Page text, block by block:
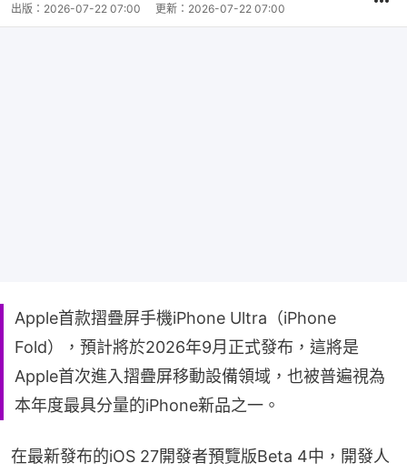
出版： 2026-07-22 07:00 更新： 2026-07-22 07:00
Apple首款摺疊屏手機iPhone Ultra（iPhone
Fold），預計將於2026年9月正式發布，這將是
Apple首次進入摺疊屏移動設備領域，也被普遍視為
本年度最具分量的iPhone新品之一。
在最新發布的iOS 27開發者預覽版Beta 4中，開發人